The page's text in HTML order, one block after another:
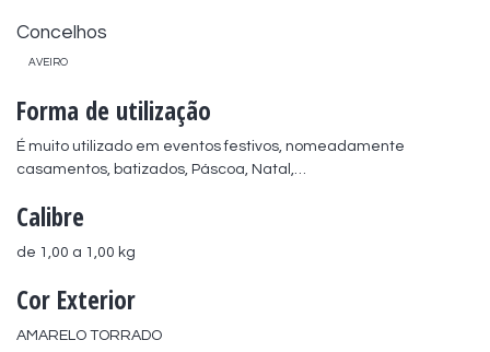
Concelhos
AVEIRO
Forma de utilização
É muito utilizado em eventos festivos, nomeadamente
casamentos, batizados, Páscoa, Natal,…
Calibre
de 1,00 a 1,00 kg
Cor Exterior
AMARELO TORRADO